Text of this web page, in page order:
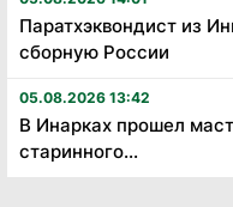
Паратхэквондист из
сборную России
05.08.2026 13:42
В Инарках прошел
старинного...